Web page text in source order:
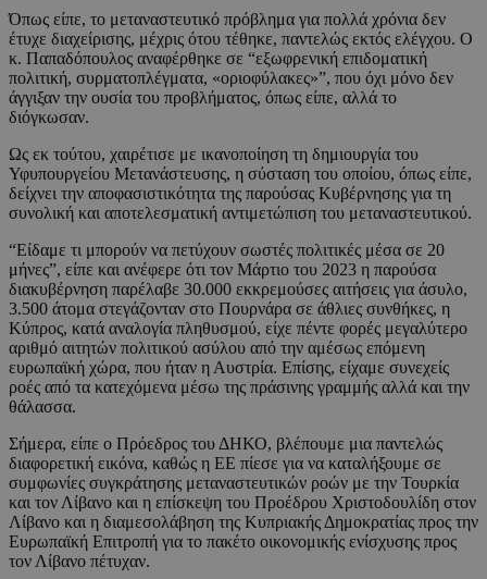
Όπως είπε, το μεταναστευτικό πρόβλημα για πολλά χρόνια δεν
έτυχε διαχείρισης, μέχρις ότου τέθηκε, παντελώς εκτός ελέγχου. Ο
κ. Παπαδόπουλος αναφέρθηκε σε “εξωφρενική επιδοματική
πολιτική, συρματοπλέγματα, «οριοφύλακες»”, που όχι μόνο δεν
άγγιξαν την ουσία του προβλήματος, όπως είπε, αλλά το
διόγκωσαν.
Ως εκ τούτου, χαιρέτισε με ικανοποίηση τη δημιουργία του
Υφυπουργείου Μετανάστευσης, η σύσταση του οποίου, όπως είπε,
δείχνει την αποφασιστικότητα της παρούσας Κυβέρνησης για τη
συνολική και αποτελεσματική αντιμετώπιση του μεταναστευτικού.
“Είδαμε τι μπορούν να πετύχουν σωστές πολιτικές μέσα σε 20
μήνες”, είπε και ανέφερε ότι τον Μάρτιο του 2023 η παρούσα
διακυβέρνηση παρέλαβε 30.000 εκκρεμούσες αιτήσεις για άσυλο,
3.500 άτομα στεγάζονταν στο Πουρνάρα σε άθλιες συνθήκες, η
Κύπρος, κατά αναλογία πληθυσμού, είχε πέντε φορές μεγαλύτερο
αριθμό αιτητών πολιτικού ασύλου από την αμέσως επόμενη
ευρωπαϊκή χώρα, που ήταν η Αυστρία. Επίσης, είχαμε συνεχείς
ροές από τα κατεχόμενα μέσω της πράσινης γραμμής αλλά και την
θάλασσα.
Σήμερα, είπε ο Πρόεδρος του ΔΗΚΟ, βλέπουμε μια παντελώς
διαφορετική εικόνα, καθώς η ΕΕ πίεσε για να καταλήξουμε σε
συμφωνίες συγκράτησης μεταναστευτικών ροών με την Τουρκία
και τον Λίβανο και η επίσκεψη του Προέδρου Χριστοδουλίδη στον
Λίβανο και η διαμεσολάβηση της Κυπριακής Δημοκρατίας προς την
Ευρωπαϊκή Επιτροπή για το πακέτο οικονομικής ενίσχυσης προς
τον Λίβανο πέτυχαν.